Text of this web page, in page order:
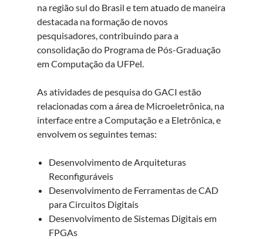
na região sul do Brasil e tem atuado de maneira
destacada na formação de novos
pesquisadores, contribuindo para a
consolidação do Programa de Pós-Graduação
em Computação da UFPel.
As atividades de pesquisa do GACI estão
relacionadas com a área de Microeletrônica, na
interface entre a Computação e a Eletrônica, e
envolvem os seguintes temas:
Desenvolvimento de Arquiteturas
Reconfiguráveis
Desenvolvimento de Ferramentas de CAD
para Circuitos Digitais
Desenvolvimento de Sistemas Digitais em
FPGAs